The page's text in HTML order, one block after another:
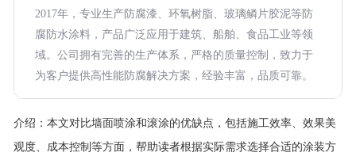
2017年，专业生产防腐漆、环氧树脂、玻璃鳞片胶泥等防
腐防水涂料，产品广泛应用于建筑、船舶、食品工业等领
域。公司拥有完善的生产体系，严格的质量控制，致力于
为客户提供高性能防腐解决方案，经验丰富，品质可靠。
介绍： 本文对比墙面喷涂和滚涂的优缺点，包括施工效率、效果美
观度、成本控制等方面，帮助读者根据实际需求选择合适的涂装方